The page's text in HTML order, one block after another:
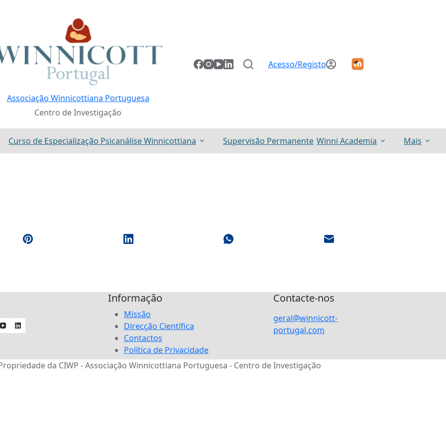
Associação Winnicottiana Portuguesa
Centro de Investigação
Acesso/Registo
Curso de Especialização Psicanálise Winnicottiana Supervisão Permanente Winni Academia Mais
Informação
Missão
Direcção Científica
Contactos
Política de Privacidade
Contacte-nos
geral@winnicott-
portugal.com
da CIWP - Associação Winnicottiana Portuguesa - Centro de Investigação